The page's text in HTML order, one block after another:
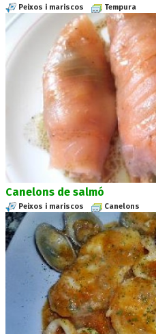
Peixos i mariscos Tempura
Canelons de salmó
Peixos i mariscos Canelons